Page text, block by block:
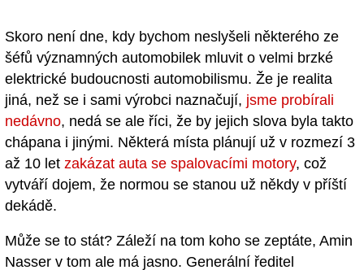
Skoro není dne, kdy bychom neslyšeli některého ze
šéfů významných automobilek mluvit o velmi brzké
elektrické budoucnosti automobilismu. Že je realita
jiná, než se i sami výrobci naznačují, jsme probírali
nedávno, nedá se ale říci, že by jejich slova byla takto
chápana i jinými. Některá místa plánují už v rozmezí 3
až 10 let zakázat auta se spalovacími motory, což
vytváří dojem, že normou se stanou už někdy v příští
dekádě.
Může se to stát? Záleží na tom koho se zeptáte, Amin
Nasser v tom ale má jasno. Generální ředitel